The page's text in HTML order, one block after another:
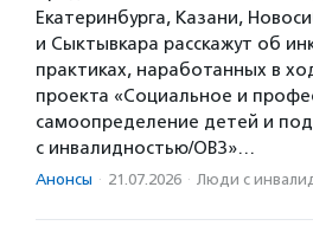
Екатеринбурга, Казани,
и Сыктывкара расскажут об
практиках, наработанных в
проекта «Социальное и
самоопределение детей и
с инвалидностью/ОВЗ»…
Анонсы · 21.07.2026 · Люди с